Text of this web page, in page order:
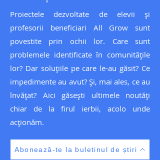
Proiectele dezvoltate de elevii și
profesorii beneficiari All Grow sunt
povestite prin ochii lor. Care sunt
problemele identificate în comunitățile
lor? Dar soluțiile pe care le-au găsit? Ce
impedimente au avut? Și, mai ales, ce au
învățat? Aici găsești ultimele noutăți
chiar de la firul ierbii, acolo unde
acționăm.
Abonează-te la buletinul de știri